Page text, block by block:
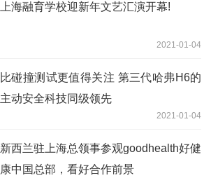
上海融育学校迎新年文艺汇演开幕!
2021-01-04
比碰撞测试更值得关注 第三代哈弗H6的
主动安全科技同级领先
2021-01-04
新西兰驻上海总领事参观goodhealth好健
康中国总部，看好合作前景